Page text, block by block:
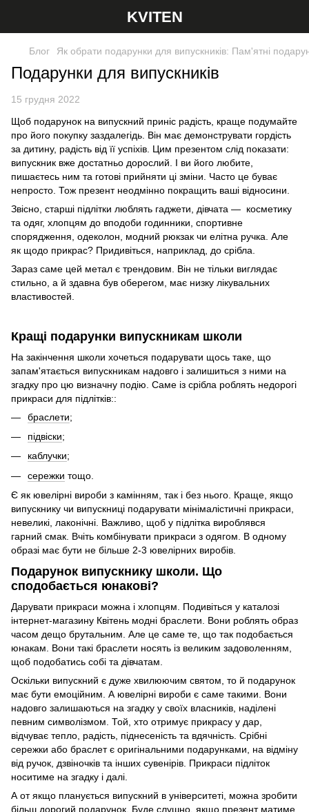
KVITEN
Блог Як обрати подарунки для випускників: Пам'ятні
Подарунки для випускників
15 грудня 2022
Щоб подарунок на випускний приніс радість, краще подумайте
про його покупку заздалегідь. Він має демонструвати гордість
за дитину, радість від її успіхів. Цим презентом слід показати:
випускник вже достатньо дорослий. І ви його любите,
пишаєтесь ним та готові прийняти ці зміни. Часто це буває
непросто. Тож презент неодмінно покращить ваші відносини.
Звісно, старші підлітки люблять гаджети, дівчата — косметику
та одяг, хлопцям до вподоби годинники, спортивне
спорядження, одеколон, модний рюкзак чи елітна ручка. Але
як щодо прикрас? Придивіться, наприклад, до срібла.
Зараз саме цей метал є трендовим. Він не тільки виглядає
стильно, а й здавна був оберегом, має низку лікувальних
властивостей.
Кращі подарунки випускникам школи
На закінчення школи хочеться подарувати щось таке, що
запам'ятається випускникам надовго і залишиться з ними на
згадку про цю визначну подію. Саме із срібла роблять недорогі
прикраси для підлітків::
браслети;
підвіски;
каблучки;
сережки тощо.
Є як ювелірні вироби з камінням, так і без нього. Краще, якщо
випускнику чи випускниці подарувати мінімалістичні прикраси,
невеликі, лаконічні. Важливо, щоб у підлітка вироблявся
гарний смак. Вчіть комбінувати прикраси з одягом. В одному
образі має бути не більше 2-3 ювелірних виробів.
Подарунок випускнику школи. Що
сподобається юнакові?
Дарувати прикраси можна і хлопцям. Подивіться у каталозі
інтернет-магазину Квітень модні браслети. Вони роблять образ
часом дещо брутальним. Але це саме те, що так подобається
юнакам. Вони такі браслети носять із великим задоволенням,
щоб подобатись собі та дівчатам.
Оскільки випускний є дуже хвилюючим святом, то й подарунок
має бути емоційним. А ювелірні вироби є саме такими. Вони
надовго залишаються на згадку у своїх власників, наділені
певним символізмом. Той, хто отримує прикрасу у дар,
відчуває тепло, радість, піднесеність та вдячність. Срібні
сережки або браслет є оригінальними подарунками, на відміну
від ручок, дзвіночків та інших сувенірів. Прикраси підліток
носитиме на згадку і далі.
А от якщо планується випускний в університеті, можна зробити
більш дорогий подарунок. Буде слушно, якщо презент матиме